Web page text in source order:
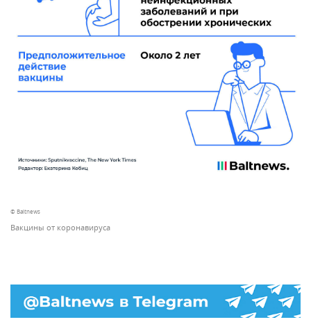
© Baltnews
Вакцины от коронавируса